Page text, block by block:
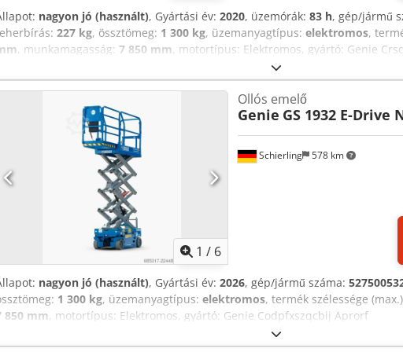
nagyon jó (használt), Gyártási év: 2020, üzemórák: 83 h, gép/jármű
227 kg, össztömeg: 1 300 kg, üzemanyagtípus: elektromos,
, munkamagasság: 7 850 mm, motortípus: Elektromos, gyártó: Genie
1 / 6
Schierling 578 km
Ollós emelő
Genie GS 1932 E-Drive
nagyon jó (használt), Gyártási év: 2026, gép/jármű száma:
1 300 kg, üzemanyagtípus: elektromos, termék szélessége
850 mm, motortípus: Elektromos, gyártó: Genie Codpfxszqcbij Aprorf